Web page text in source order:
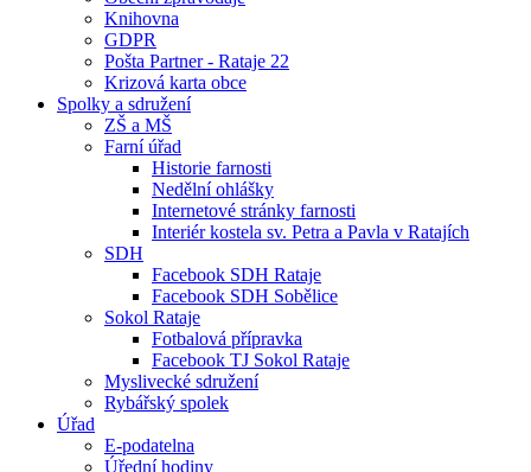
Knihovna
GDPR
Pošta Partner - Rataje 22
Krizová karta obce
Spolky a sdružení
ZŠ a MŠ
Farní úřad
Historie farnosti
Nedělní ohlášky
Internetové stránky farnosti
Interiér kostela sv. Petra a Pavla v Ratajích
SDH
Facebook SDH Rataje
Facebook SDH Sobělice
Sokol Rataje
Fotbalová přípravka
Facebook TJ Sokol Rataje
Myslivecké sdružení
Rybářský spolek
Úřad
E-podatelna
Úřední hodiny